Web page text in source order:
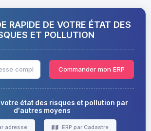
RAPIDE DE VOTRE ÉTAT DES
ET POLLUTION
Commander mon ERP
état des risques et pollution par
d'autres moyens
adresse ERP par Cadastre